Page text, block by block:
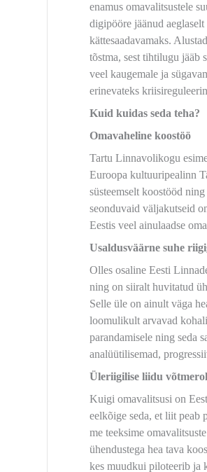
enamus omavalitsustele
digipööre jäänud
kättesaadavamaks.
tõstma, sest tihtilugu jääb
veel kaugemale ja
erinevateks
Kuid kuidas seda teha?
Omavaheline koostöö
Tartu Linnavolikogu
Euroopa kultuuripealinn
süsteemselt koostööd
seonduvaid väljakutseid
Eestis veel ainulaadse
Usaldusväärne suhe
Olles osaline Eesti
ning on siiralt huvitatud
Selle üle on ainult väga
loomulikult arvavad
parandamisele ning seda
analüütilisemad,
Üleriigilise liidu
Kuigi omavalitsusi on
eelkõige seda, et liit peab
me teeksime
ühendustega hea tava
kes muudkui piloteerib ja